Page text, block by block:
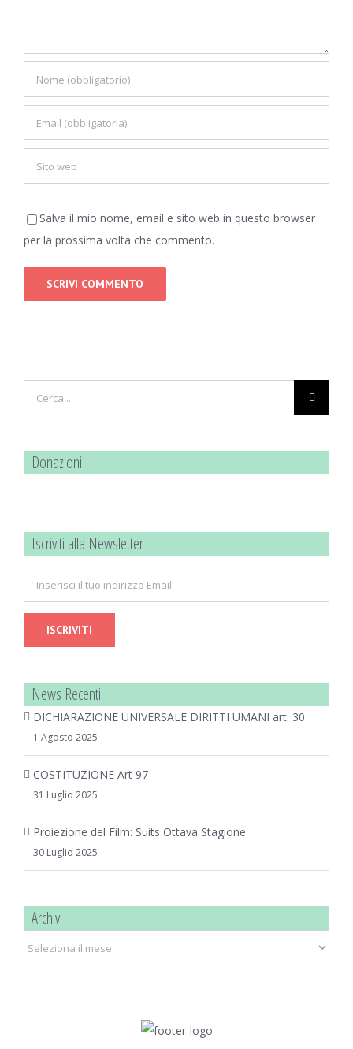
Salva il mio nome, email e sito web in questo browser
per la prossima volta che commento.
per:
Donazioni
Iscriviti alla Newsletter
News Recenti
DICHIARAZIONE UNIVERSALE DIRITTI UMANI art. 30
1 Agosto 2025
COSTITUZIONE Art 97
31 Luglio 2025
Proiezione del Film: Suits Ottava Stagione
30 Luglio 2025
Archivi